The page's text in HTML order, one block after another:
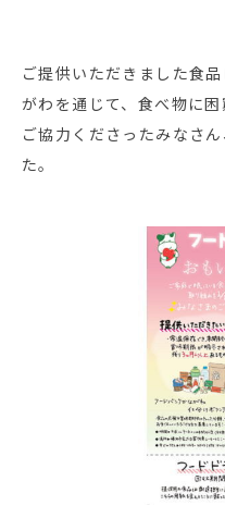
ご提供いただきました食
がわを通じて、食べ物に困
ご協力くださったみなさ
た。